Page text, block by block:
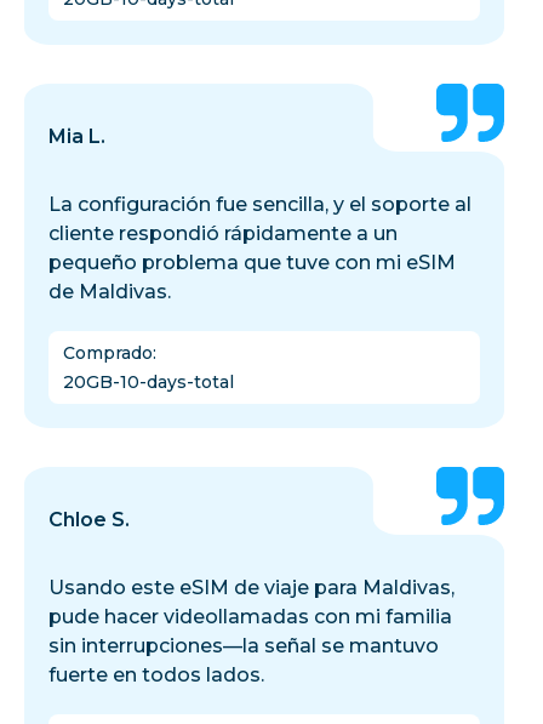
Mia L.
La configuración fue sencilla, y el soporte al
cliente respondió rápidamente a un
pequeño problema que tuve con mi eSIM
de Maldivas.
Comprado:
20GB-10-days-total
Chloe S.
Usando este eSIM de viaje para Maldivas,
pude hacer videollamadas con mi familia
sin interrupciones—la señal se mantuvo
fuerte en todos lados.